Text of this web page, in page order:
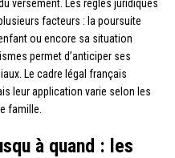
versement. Les règles juridiques
facteurs : la poursuite
ou encore sa situation
permet d’anticiper ses
Le cadre légal français
leur application varie selon les
famille.
à quand : les